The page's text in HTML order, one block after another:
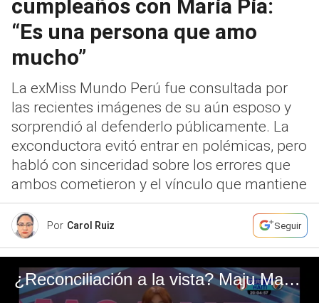
cumpleaños con María Pía:
“Es una persona que amo
mucho”
La exMiss Mundo Perú fue consultada por
las recientes imágenes de su aún esposo y
sorprendió al defenderlo públicamente. La
exconductora evitó entrar en polémicas, pero
habló con sinceridad sobre los errores que
ambos cometieron y el vínculo que mantiene
Por Carol Ruiz Seguir
¿Reconciliación a la vista? Maju Mantilla habla de Gustavo Salcedo luego de que fuera visto celebrando con María Pía